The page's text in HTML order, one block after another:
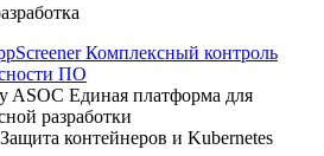
Комплексный контроль
ПО
ASOC Единая платформа для
разработки
Защита контейнеров и Kubernetes